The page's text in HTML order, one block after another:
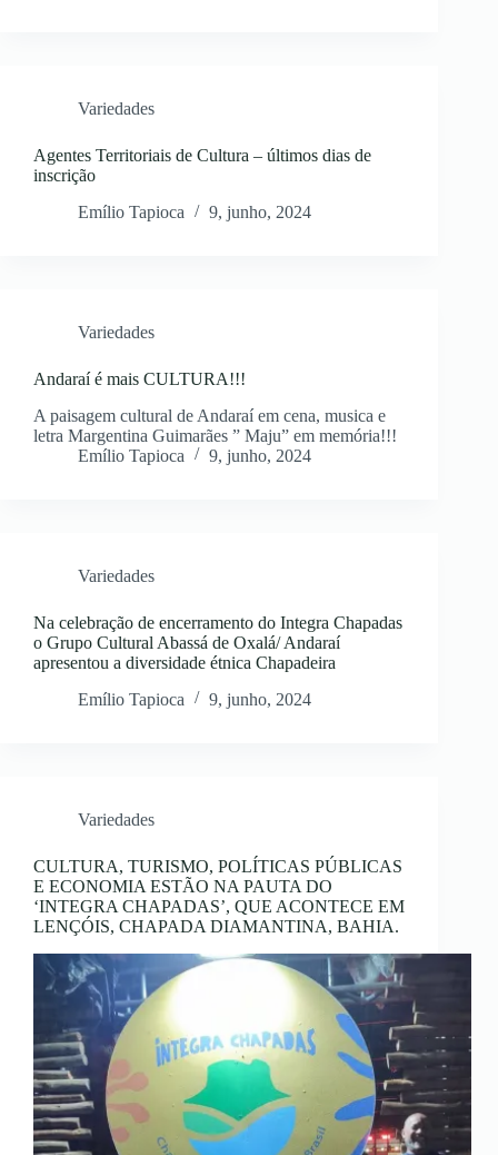
Variedades
Agentes Territoriais de Cultura – últimos dias de
inscrição
Emílio Tapioca
9, junho, 2024
Variedades
Andaraí é mais CULTURA!!!
A paisagem cultural de Andaraí em cena, musica e
letra Margentina Guimarães ” Maju” em memória!!!
Emílio Tapioca
9, junho, 2024
Variedades
Na celebração de encerramento do Integra Chapadas
o Grupo Cultural Abassá de Oxalá/ Andaraí
apresentou a diversidade étnica Chapadeira
Emílio Tapioca
9, junho, 2024
Variedades
CULTURA, TURISMO, POLÍTICAS PÚBLICAS
E ECONOMIA ESTÃO NA PAUTA DO
‘INTEGRA CHAPADAS’, QUE ACONTECE EM
LENÇÓIS, CHAPADA DIAMANTINA, BAHIA.